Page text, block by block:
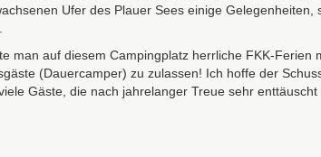
Ufer des Plauer Sees einige Gelegenheiten,
man auf diesem Campingplatz herrliche FKK-Ferien
(Dauercamper) zu zulassen! Ich hoffe der
Gäste, die nach jahrelanger Treue sehr